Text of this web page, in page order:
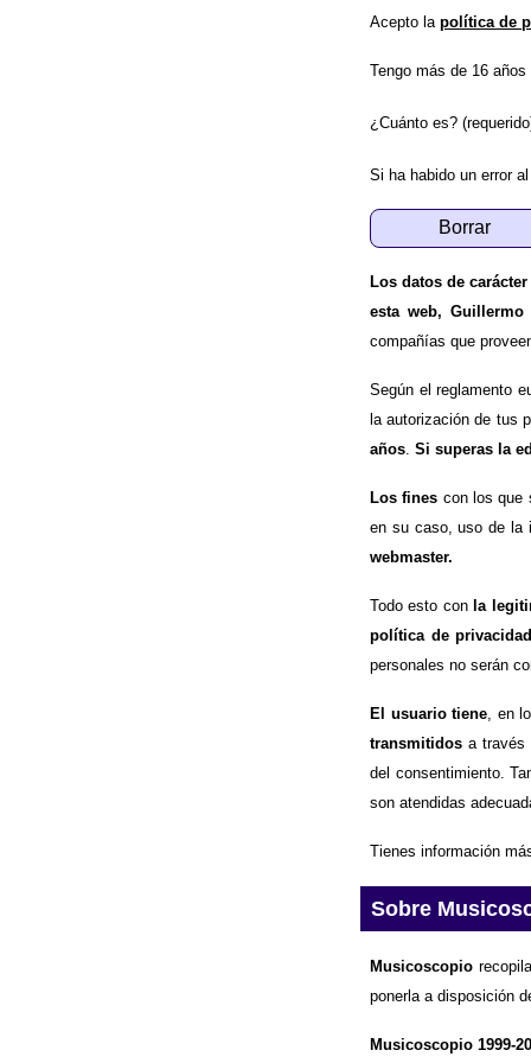
Acepto la política de
Tengo más de 16
¿Cuánto es?
Si ha habido un error
Los datos de carácter
esta web,
compañías que
Según el reglamento
la autorización de tus
años Si superas la
Los fines con los que
en su caso, uso de la
webmaster.
Todo esto con la
política de privacidad
personales no serán
El usuario tiene , en
transmitidos a través
del consentimiento.
son atendidas
Tienes información
Sobre
Musicoscopio
ponerla a disposición
Musicoscopio 1999-